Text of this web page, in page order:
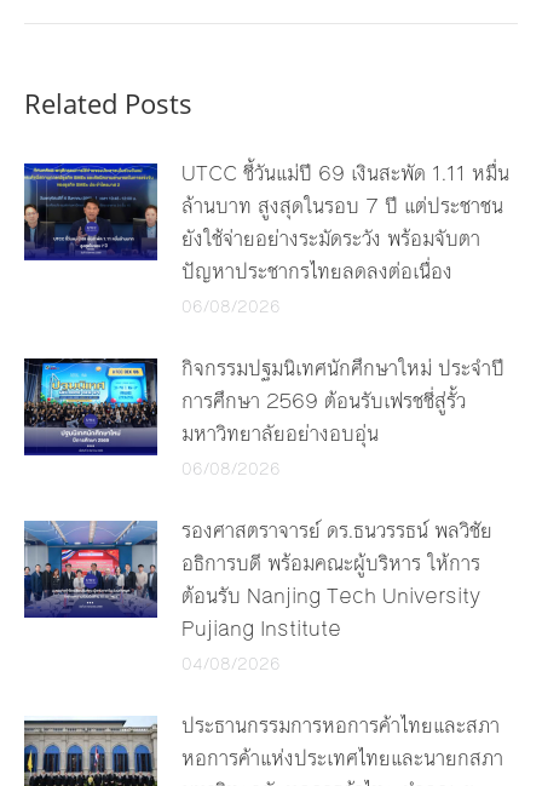
Related Posts
UTCC ชี้วันแม่ปี 69 เงินสะพัด 1.11 หมื่น
ล้านบาท สูงสุดในรอบ 7 ปี แต่ประชาชน
ยังใช้จ่ายอย่างระมัดระวัง พร้อมจับตา
ปัญหาประชากรไทยลดลงต่อเนื่อง
06/08/2026
กิจกรรมปฐมนิเทศนักศึกษาใหม่ ประจำปี
การศึกษา 2569 ต้อนรับเฟรชชี่สู่รั้ว
มหาวิทยาลัยอย่างอบอุ่น
06/08/2026
รองศาสตราจารย์ ดร.ธนวรรธน์ พลวิชัย
อธิการบดี พร้อมคณะผู้บริหาร ให้การ
ต้อนรับ Nanjing Tech University
Pujiang Institute
04/08/2026
ประธานกรรมการหอการค้าไทยและสภา
หอการค้าแห่งประเทศไทยและนายกสภา